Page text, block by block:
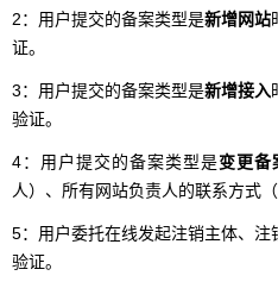
2：用户提交的备案类型是新增网站
证。
3：用户提交的备案类型是新增接入
验证。
4：用户提交的备案类型是变更备
人）、所有网站负责人的联系方式
5：用户委托在线发起注销主体、
验证。